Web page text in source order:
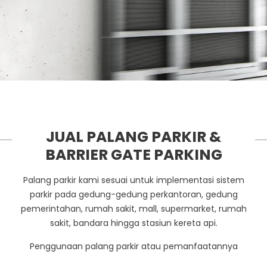
JUAL PALANG PARKIR &
BARRIER GATE PARKING
Palang parkir kami sesuai untuk implementasi sistem
parkir pada gedung-gedung perkantoran, gedung
pemerintahan, rumah sakit, mall, supermarket, rumah
sakit, bandara hingga stasiun kereta api.
Penggunaan palang parkir atau pemanfaatannya